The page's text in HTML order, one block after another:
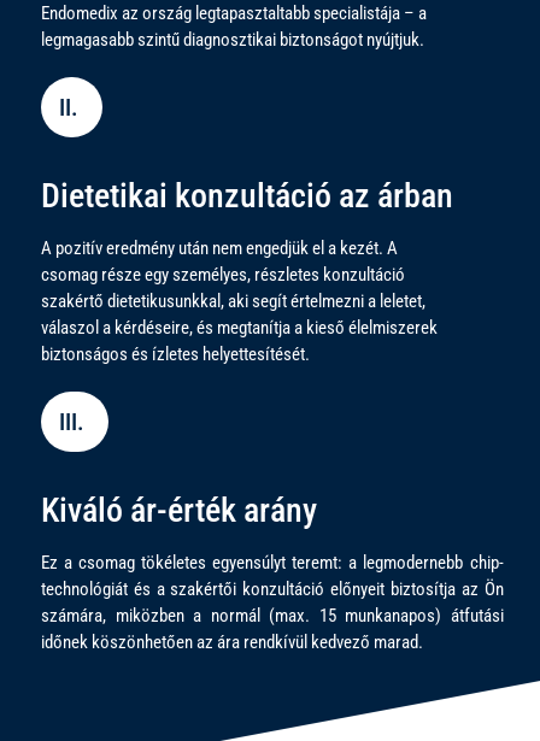
Endomedix az ország legtapasztaltabb specialistája – a
legmagasabb szintű diagnosztikai biztonságot nyújtjuk.
II.
Dietetikai konzultáció az árban
A pozitív eredmény után nem engedjük el a kezét. A
csomag része egy személyes, részletes konzultáció
szakértő dietetikusunkkal, aki segít értelmezni a leletet,
válaszol a kérdéseire, és megtanítja a kieső élelmiszerek
biztonságos és ízletes helyettesítését.
III.
Kiváló ár-érték arány
Ez a csomag tökéletes egyensúlyt teremt: a legmodernebb chip-
technológiát és a szakértői konzultáció előnyeit biztosítja az Ön
számára, miközben a normál (max. 15 munkanapos) átfutási
időnek köszönhetően az ára rendkívül kedvező marad.